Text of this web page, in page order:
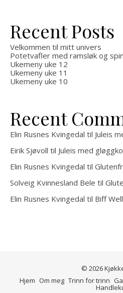
Recent Posts
Velkommen til mitt univers
Potetvafler med ramsløk og
Ukemeny uke 12
Ukemeny uke 11
Ukemeny uke 10
Recent
Elin Rusnes Kvingedal til Juleis
Eirik Sjøvoll til Juleis med
Elin Rusnes Kvingedal til
Solveig Kvinnesland Bele til
Elin Rusnes Kvingedal til Biff
© 2026
Hjem Om meg Trinn for trinn